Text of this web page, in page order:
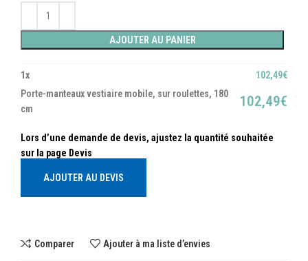
AJOUTER AU PANIER
1x 102,49€
Porte-manteaux vestiaire mobile, sur roulettes, 180
cm
102,49€
AJOUTER AU DEVIS
Comparer Ajouter à ma liste d’envies